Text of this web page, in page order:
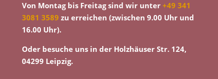
Von Montag bis Freitag sind wir unter +49 341
3081 3589 zu erreichen (zwischen 9.00 Uhr und
16.00 Uhr).
Oder besuche uns in der Holzhäuser Str. 124,
04299 Leipzig.